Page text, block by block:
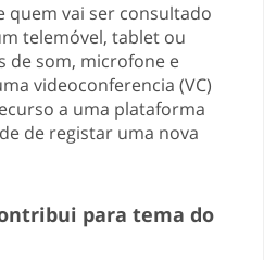
vai ser consultado
telemóvel, tablet ou
de som, microfone e
videoconferencia (VC)
a uma plataforma
de registar uma nova
para tema do